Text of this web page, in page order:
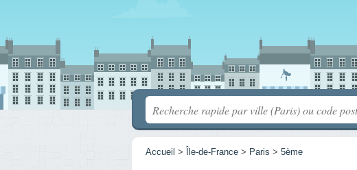
Accueil > Île-de-France > Paris > 5ème